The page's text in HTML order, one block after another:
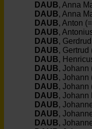
DAUB, Anna
DAUB, Anna
DAUB, Anton
DAUB,
DAUB,
DAUB, Gertrud
DAUB,
DAUB, Johann
DAUB, Johann
DAUB, Johann
DAUB, Johann
DAUB,
DAUB,
DAUB,